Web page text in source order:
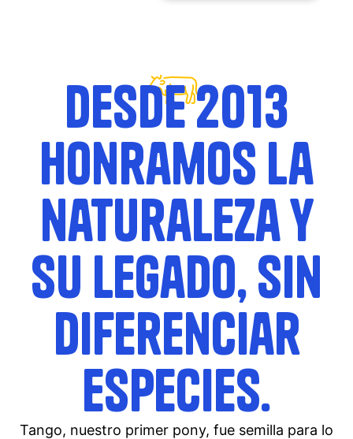
Desde 2013
honramos la
naturaleza y
su legado, sin
diferenciar
especies.
Tango, nuestro primer pony, fue semilla para lo